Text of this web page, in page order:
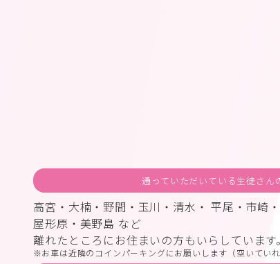
通っていただいている生徒さん
高宮・大楠・野間・玉川・清水・ 平尾・市崎
屋形原・美野島 など
離れたところにお住まいの方もいらしています。
お車は近隣のコインパーキングにお願いします（空いてい